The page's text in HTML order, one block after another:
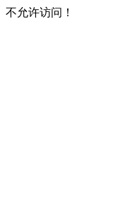
不允许访问！